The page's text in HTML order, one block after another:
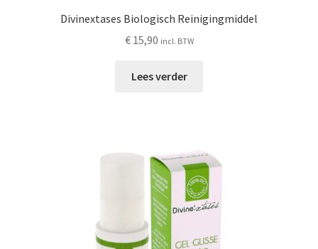
Divinextases Biologisch Reinigingmiddel
€15,90 incl. BTW
Lees verder